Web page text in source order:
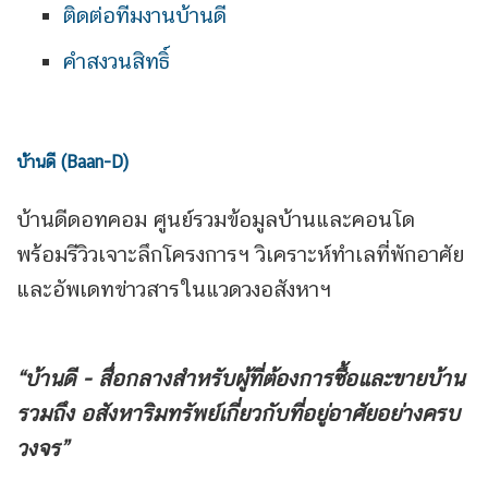
ติดต่อทีมงานบ้านดี
คำสงวนสิทธิ์
บ้านดี (Baan-D)
บ้านดีดอทคอม ศูนย์รวมข้อมูลบ้านและคอนโด
พร้อมรีวิวเจาะลึกโครงการฯ วิเคราะห์ทำเลที่พักอาศัย
และอัพเดทข่าวสารในแวดวงอสังหาฯ
“บ้านดี - สื่อกลางสำหรับผู้ที่ต้องการซื้อและขายบ้าน
รวมถึง อสังหาริมทรัพย์เกี่ยวกับที่อยู่อาศัยอย่างครบ
วงจร”